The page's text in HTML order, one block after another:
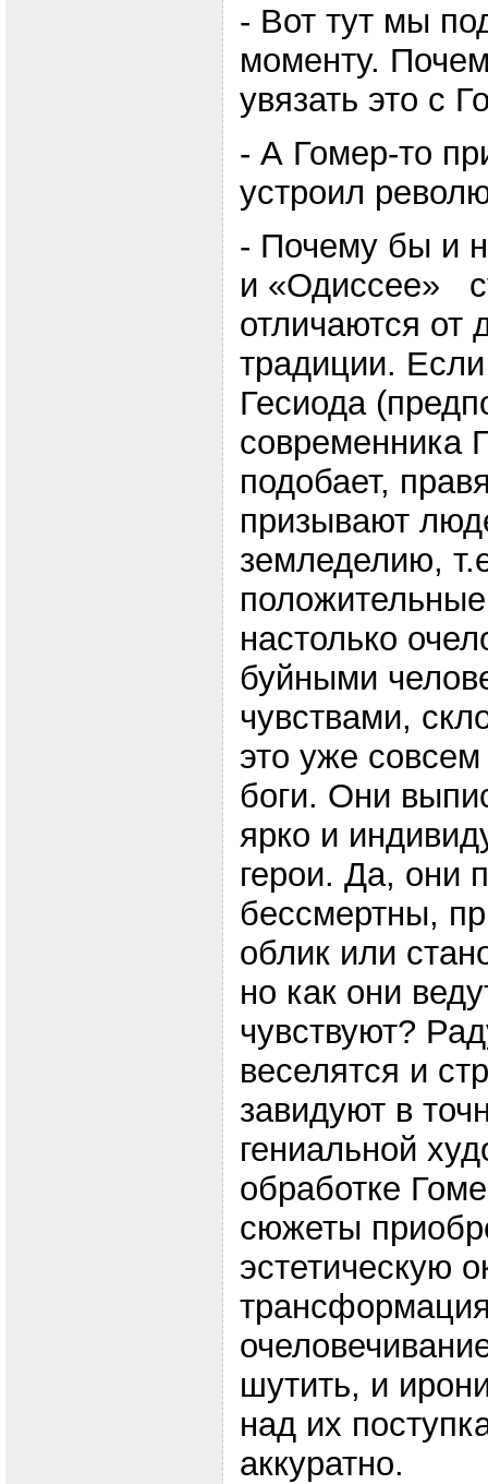
- Вот тут мы
моменту.
увязать это с
- А Гомер-то
устроил
- Почему бы и
и «Одиссее»
отличаются от
традиции.
Гесиода
современника
подобает,
призывают
земледелию,
настолько
буйными
чувствами,
это уже совсем
боги. Они
ярко и
герои. Да, они
бессмертны,
облик или
но как они
чувствуют?
веселятся и
завидуют в
гениальной
обработке
сюжеты
эстетическую
шутить, и
над их
аккуратно.